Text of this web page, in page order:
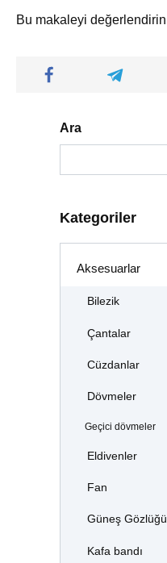
Bu makaleyi değerlendirin
Ara
Kategoriler
Aksesuarlar
Bilezik
Çantalar
Cüzdanlar
Dövmeler
Geçici dövmeler
Eldivenler
Fan
Güneş Gözlüğü
Kafa bandı